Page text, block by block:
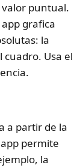
puntual.
app grafica
la
Usa el
a partir de la
permite
la